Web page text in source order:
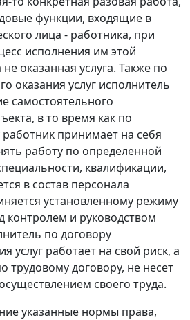
функции, входящие в
лица - работника, при
исполнения им этой
оказанная услуга. Также по
оказания услуг исполнитель
самостоятельного
в то время как по
принимает на себя
работу по определенной
квалификации,
в состав персонала
установленному режиму
контролем и руководством
по договору
услуг работает на свой риск, а
договору, не несет
своего труда.
указанные нормы права,